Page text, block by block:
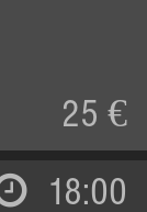
25 €
18:00